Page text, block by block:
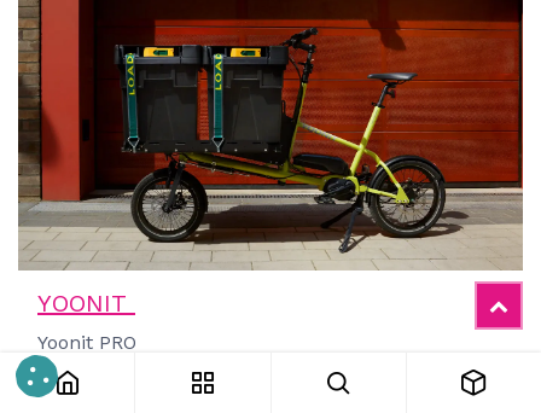
YOONIT
Yoonit PRO